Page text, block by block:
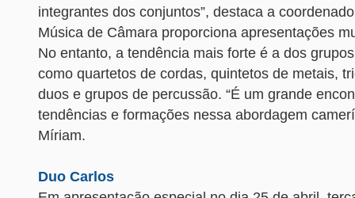
integrantes dos conjuntos”, destaca a
Música de Câmara proporciona apresentações
No entanto, a tendência mais forte é a dos
como quartetos de cordas, quintetos de metais,
duos e grupos de percussão. “É um grande
tendências e formações nessa abordagem
Míriam.
Duo Carlos